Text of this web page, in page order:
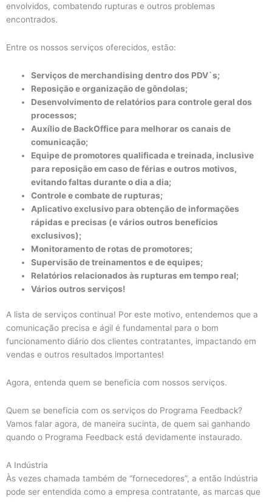
envolvidos, combatendo rupturas e outros problemas
encontrados.
Entre os nossos serviços oferecidos, estão:
Serviços de merchandising dentro dos PDV`s;
Reposição e organização de gôndolas;
Desenvolvimento de relatórios para controle geral dos
processos;
Auxílio de BackOffice para melhorar os canais de
comunicação;
Equipe de promotores qualificada e treinada, inclusive
para reposição em caso de férias e outros motivos,
evitando faltas durante o dia a dia;
Controle e combate de rupturas;
Aplicativo exclusivo para obtenção de informações
rápidas e precisas (e vários outros benefícios
exclusivos);
Monitoramento de rotas de promotores;
Supervisão de treinamentos e de equipes;
Relatórios relacionados às rupturas em tempo real;
Vários outros serviços!
A lista de serviços continua! Por este motivo, entendemos que a
comunicação precisa e ágil é fundamental para o bom
funcionamento diário dos clientes contratantes, impactando em
vendas e outros resultados importantes!
Agora, entenda quem se beneficia com nossos serviços.
Quem se beneficia com os serviços do Programa Feedback?
Vamos falar agora, de maneira sucinta, de quem sai ganhando
quando o Programa Feedback está devidamente instaurado.
A Indústria
Às vezes chamada também de “fornecedores”, a então Indústria
pode ser entendida como a empresa contratante, as marcas que